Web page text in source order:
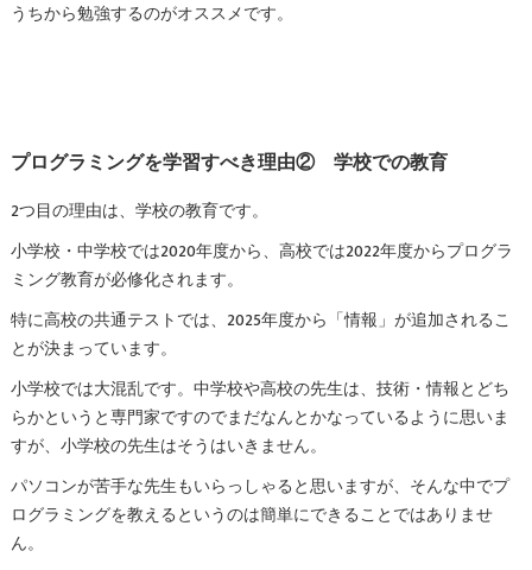
うちから勉強するのがオススメです。
プログラミングを学習すべき理由② 学校での教育
2つ目の理由は、学校の教育です。
小学校・中学校では2020年度から、高校では2022年度からプログラ
ミング教育が必修化されます。
特に高校の共通テストでは、2025年度から「情報」が追加されるこ
とが決まっています。
小学校では大混乱です。中学校や高校の先生は、技術・情報とどち
らかというと専門家ですのでまだなんとかなっているように思いま
すが、小学校の先生はそうはいきません。
パソコンが苦手な先生もいらっしゃると思いますが、そんな中でプ
ログラミングを教えるというのは簡単にできることではありませ
ん。